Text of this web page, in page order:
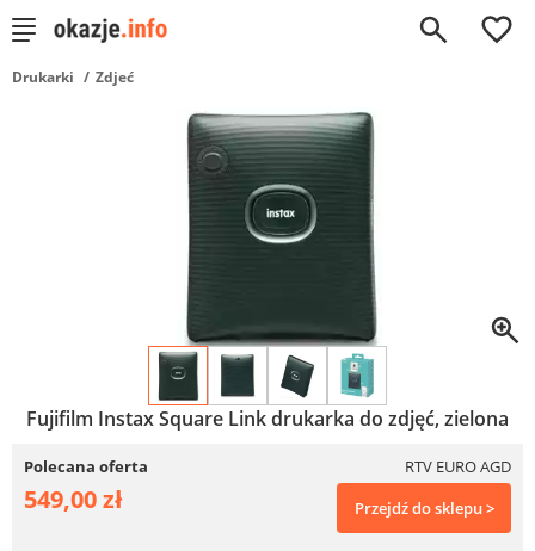
0
Drukarki Zdjeć
Fujifilm Instax Square Link drukarka do zdjęć, zielona
Polecana oferta RTV EURO AGD
549,00 zł Przejdź do sklepu >